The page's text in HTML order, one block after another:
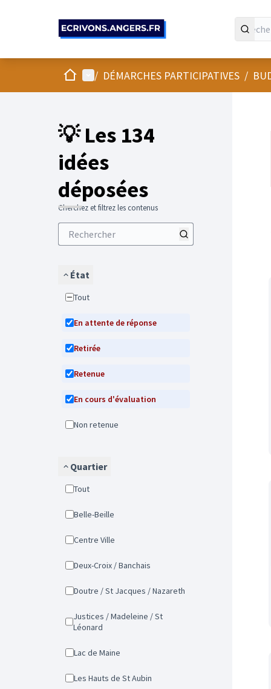
AccueilMenu principal
/ DÉMARCHES PARTICIPATIVES /
💡 Les 134
idées
déposées
Cherchez et filtrez les contenus
État
Tout
En attente de réponse
Retirée
Retenue
En cours d'évaluation
Non retenue
Quartier
Tout
Belle-Beille
Centre Ville
Deux-Croix / Banchais
Doutre / St Jacques / Nazareth
Justices / Madeleine / St
Léonard
Lac de Maine
Les Hauts de St Aubin